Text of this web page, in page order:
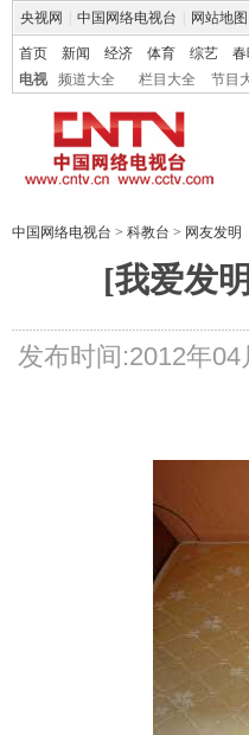
央视网 中国网络电视台 网站地图
首页 新闻 经济 体育 综艺
电视
频道大全 栏目大全 节目
中国网络电视台 > 科教台 > 网友发明
[我爱发
发布时间:2012年04